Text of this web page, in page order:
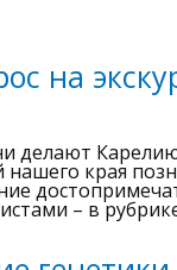
на
делают
нашего края
– в